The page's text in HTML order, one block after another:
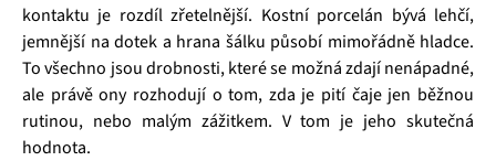
kontaktu je rozdíl zřetelnější. Kostní porcelán bývá lehčí,
jemnější na dotek a hrana šálku působí mimořádně hladce.
To všechno jsou drobnosti, které se možná zdají nenápadné,
ale právě ony rozhodují o tom, zda je pití čaje jen běžnou
rutinou, nebo malým zážitkem. V tom je jeho skutečná
hodnota.